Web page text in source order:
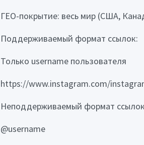
ГЕО-покрытие: весь мир (США,
Поддерживаемый формат ссылок:
Только username пользователя
https://www.instagram.com/
Неподдерживаемый формат
@username